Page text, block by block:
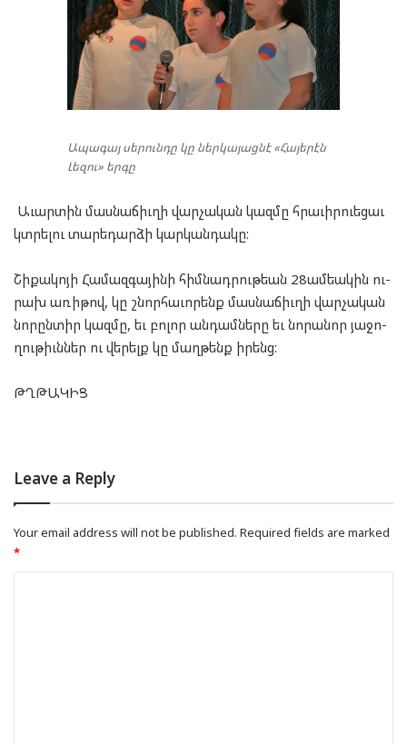
Ապագայ սերունդը կը ներկայացնէ «Հայերէն
Լեզու» երգը
Աւար­տին մաս­նա­ճիւ­ղի վար­չա­կան կազ­մը հրա­ւիր­ուե­ցաւ
կտրե­լու տա­րե­դար­ձի կար­կան­դա­կը:
Շի­քա­կո­յի Հա­մազ­գա­յի­նի հիմ­նադ­րու­թեան 28ամ­եա­կին ու­
րախ առի­թով, կը շնոր­հա­ւո­րենք մաս­նա­ճիւ­ղի վար­չա­կան
նո­րըն­տիր կազ­մը, եւ բո­լոր ան­դամ­նե­րը եւ նո­րա­նոր յա­ջո­
ղու­թիւն­ներ ու վե­րելք կը մաղ­թենք իրենց:
ԹՂԹԱ­ԿԻՑ
Leave a Reply
Your email address will not be published. Required fields are marked
*